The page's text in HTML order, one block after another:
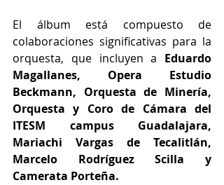
El álbum está compuesto de
colaboraciones significativas para la
orquesta, que incluyen a Eduardo
Magallanes, Opera Estudio
Beckmann, Orquesta de Minería,
Orquesta y Coro de Cámara del
ITESM campus Guadalajara,
Mariachi Vargas de Tecalitlán,
Marcelo Rodríguez Scilla y
Camerata Porteña.